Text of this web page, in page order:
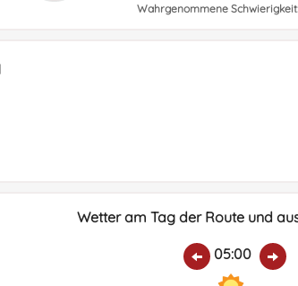
Wahrgenommene Schwierigkeit:
Wetter am Tag der Route und
05:00